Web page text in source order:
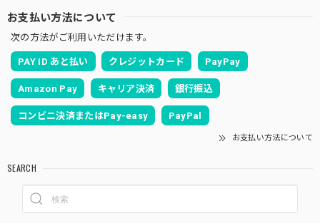
お支払い方法について
次の方法がご利用いただけます。
PAY ID あと払い クレジットカード PayPay
Amazon Pay キャリア決済 銀行振込
コンビニ決済またはPay-easy PayPal
お支払い方法について
SEARCH